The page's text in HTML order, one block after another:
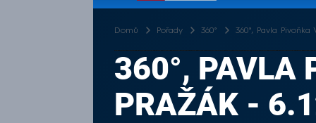
Pořady
Domů Pořady 360° 360°, Pavla Pivoňka
360°, PAVLA
PRAŽÁK -